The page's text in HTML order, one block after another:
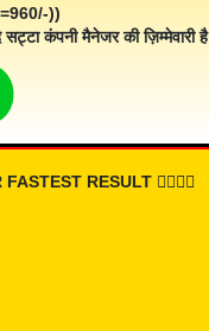
))
कंपनी मैनेजर की ज़िम्मेवारी है
RESULT 👇🏾👇🏾